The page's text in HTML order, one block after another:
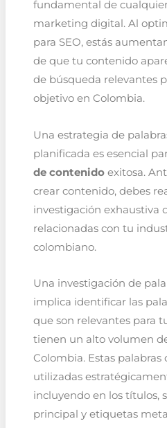
fundamental de
marketing digital. Al
para SEO, estás
de que tu contenido
de búsqueda relevantes
objetivo en Colombia.
Una estrategia de
planificada es esencial
de contenidoexitosa.
crear contenido, debes
investigación exhaustiva
relacionadas con tu
colombiano.
Una investigación de
implica identificar las
que son relevantes para
tienen un alto volumen
Colombia. Estas palabras
utilizadas
incluyendo en los títulos,
principal y etiquetas